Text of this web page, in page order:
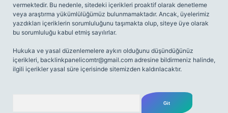
vermektedir. Bu nedenle, sitedeki içerikleri proaktif olarak denetleme
veya araştırma yükümlülüğümüz bulunmamaktadır. Ancak, üyelerimiz
yazdıkları içeriklerin sorumluluğunu taşımakta olup, siteye üye olarak
bu sorumluluğu kabul etmiş sayılırlar.
Hukuka ve yasal düzenlemelere aykırı olduğunu düşündüğünüz
içerikleri, backlinkpanelicomtr@gmail.com adresine bildirmeniz halinde,
ilgili içerikler yasal süre içerisinde sitemizden kaldırılacaktır.